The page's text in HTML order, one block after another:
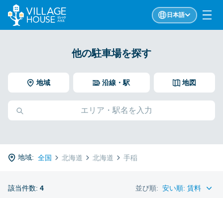
日本語
他の駐車場を探す
地域 地図
沿線・駅
地域: 全国 北海道 北海道 手稲
該当件数: 4 並び順: